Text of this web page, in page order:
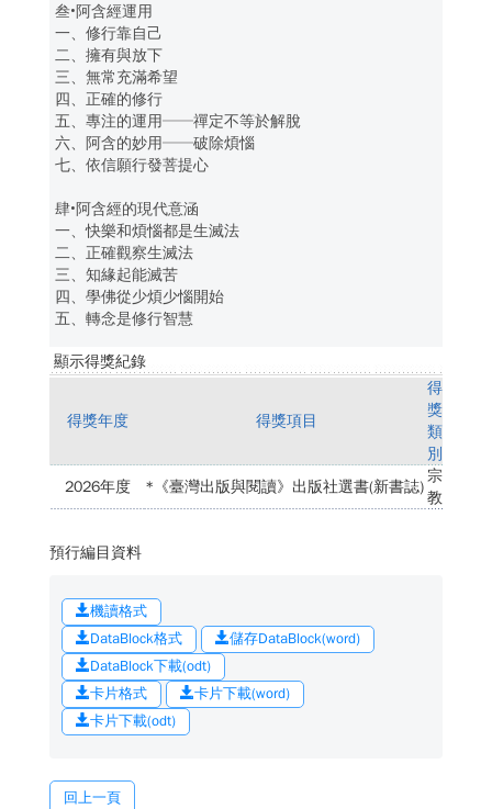
叁•阿含經運用
一、修行靠自己
二、擁有與放下
三、無常充滿希望
四、正確的修行
五、專注的運用──禪定不等於解脫
六、阿含的妙用──破除煩惱
七、依信願行發菩提心
肆•阿含經的現代意涵
一、快樂和煩惱都是生滅法
二、正確觀察生滅法
三、知緣起能滅苦
四、學佛從少煩少惱開始
五、轉念是修行智慧
顯示得獎紀錄
得獎年度 得獎項目
得
獎
類
別
2026年度
*《臺灣出版與閱讀》出版社選書(新書誌)
宗
教
預行編目資料
機讀格式
DataBlock格式
儲存DataBlock(word)
DataBlock下載(odt)
卡片格式
卡片下載(word)
卡片下載(odt)
回上一頁